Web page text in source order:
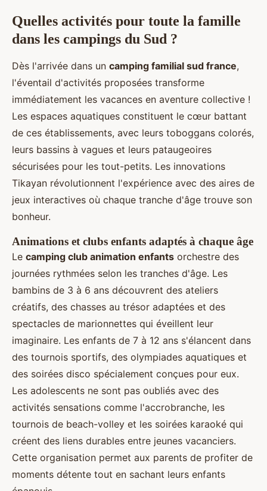
Quelles activités pour toute la famille
dans les campings du Sud ?
Dès l'arrivée dans un camping familial sud france,
l'éventail d'activités proposées transforme
immédiatement les vacances en aventure collective !
Les espaces aquatiques constituent le cœur battant
de ces établissements, avec leurs toboggans colorés,
leurs bassins à vagues et leurs pataugeoires
sécurisées pour les tout-petits. Les innovations
Tikayan révolutionnent l'expérience avec des aires de
jeux interactives où chaque tranche d'âge trouve son
bonheur.
Animations et clubs enfants adaptés à chaque âge
Le camping club animation enfants orchestre des
journées rythmées selon les tranches d'âge. Les
bambins de 3 à 6 ans découvrent des ateliers
créatifs, des chasses au trésor adaptées et des
spectacles de marionnettes qui éveillent leur
imaginaire. Les enfants de 7 à 12 ans s'élancent dans
des tournois sportifs, des olympiades aquatiques et
des soirées disco spécialement conçues pour eux.
Les adolescents ne sont pas oubliés avec des
activités sensations comme l'accrobranche, les
tournois de beach-volley et les soirées karaoké qui
créent des liens durables entre jeunes vacanciers.
Cette organisation permet aux parents de profiter de
moments détente tout en sachant leurs enfants